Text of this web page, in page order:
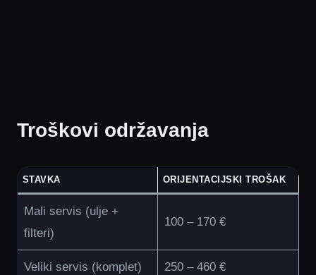
Troškovi održavanja
STAVKA ORIJENTACIJSKI TROŠAK
Mali servis (ulje +
filteri)
100 – 170 €
Veliki servis (komplet) 250 – 460 €